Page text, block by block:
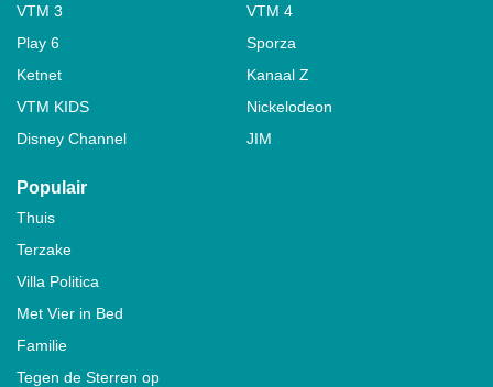
VTM 3
VTM 4
Play 6
Sporza
Ketnet
Kanaal Z
VTM KIDS
Nickelodeon
Disney Channel
JIM
Populair
Thuis
Terzake
Villa Politica
Met Vier in Bed
Familie
Tegen de Sterren op